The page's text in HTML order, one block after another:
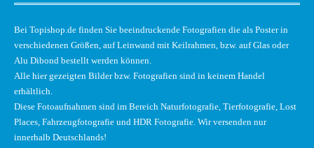
Bei Topishop.de finden Sie beeindruckende Fotografien die als Poster in
verschiedenen Größen, auf Leinwand mit Keilrahmen, bzw. auf Glas oder
Alu Dibond bestellt werden können.
Alle hier gezeigten Bilder bzw. Fotografien sind in keinem Handel
erhältlich.
Diese Fotoaufnahmen sind im Bereich Naturfotografie, Tierfotografie, Lost
Places, Fahrzeugfotografie und HDR Fotografie. Wir versenden nur
innerhalb Deutschlands!